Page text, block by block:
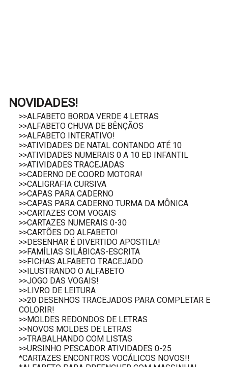
NOVIDADES!
>>ALFABETO BORDA VERDE 4 LETRAS
>>ALFABETO CHUVA DE BÊNÇÃOS
>>ALFABETO INTERATIVO!
>>ATIVIDADES DE NATAL CONTANDO ATÉ 10
>>ATIVIDADES NUMERAIS 0 A 10 ED INFANTIL
>>ATIVIDADES TRACEJADAS
>>CADERNO DE COORD MOTORA!
>>CALIGRAFIA CURSIVA
>>CAPAS PARA CADERNO
>>CAPAS PARA CADERNO TURMA DA MÔNICA
>>CARTAZES COM VOGAIS
>>CARTAZES NUMERAIS 0-30
>>CARTÕES DO ALFABETO!
>>DESENHAR É DIVERTIDO APOSTILA!
>>FAMÍLIAS SILÁBICAS-ESCRITA
>>FICHAS ALFABETO TRACEJADO
>>ILUSTRANDO O ALFABETO
>>JOGO DAS VOGAIS!
>>LIVRO DE LEITURA
>>20 DESENHOS TRACEJADOS PARA COMPLETAR E
COLORIR!
>>MOLDES REDONDOS DE LETRAS
>>NOVOS MOLDES DE LETRAS
>>TRABALHANDO COM LISTAS
>>URSINHO PESCADOR ATIVIDADES 0-25
*CARTAZES ENCONTROS VOCÁLICOS NOVOS!!